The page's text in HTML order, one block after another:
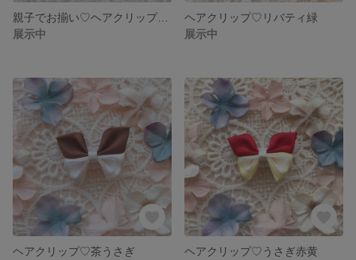
親子でお揃い♡ヘアクリップバレッタ♡リバティ
展示中
ヘアクリップ♡リバティ緑
展示中
ヘアクリップ♡茶うさぎ
ヘアクリップ♡うさぎ赤黄